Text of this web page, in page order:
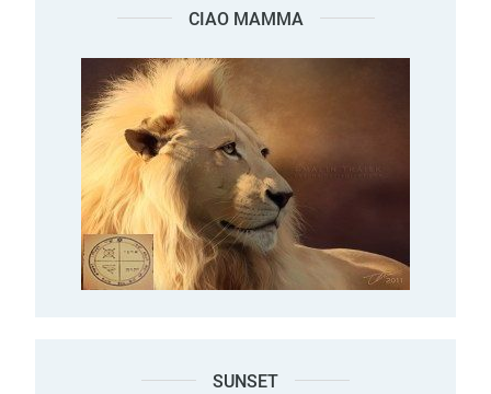
CIAO MAMMA
SUNSET